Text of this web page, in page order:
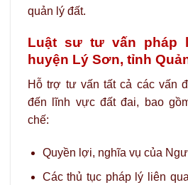
quản lý đất.
Luật sư tư vấn pháp
huyện Lý Sơn, tỉnh
Hỗ trợ tư vấn tất cả các vấn
đến lĩnh vực đất đai, bao
chế:
Quyền lợi, nghĩa vụ của
Các thủ tục pháp lý liên